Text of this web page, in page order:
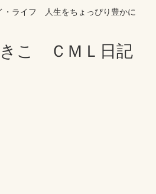
・ライフ 人生をちょっぴり豊かに
こ ＣＭＬ日記